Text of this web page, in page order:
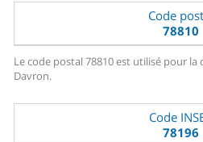
Code
78810
Le code postal 78810 est utilisé pour
Davron.
Code
78196